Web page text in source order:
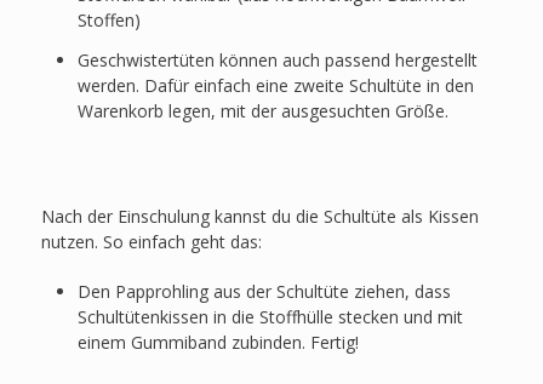
Stoffen)
Geschwistertüten können auch passend hergestellt
werden. Dafür einfach eine zweite Schultüte in den
Warenkorb legen, mit der ausgesuchten Größe.
Nach der Einschulung kannst du die Schultüte als Kissen
nutzen. So einfach geht das:
Den Papprohling aus der Schultüte ziehen, dass
Schultütenkissen in die Stoffhülle stecken und mit
einem Gummiband zubinden. Fertig!